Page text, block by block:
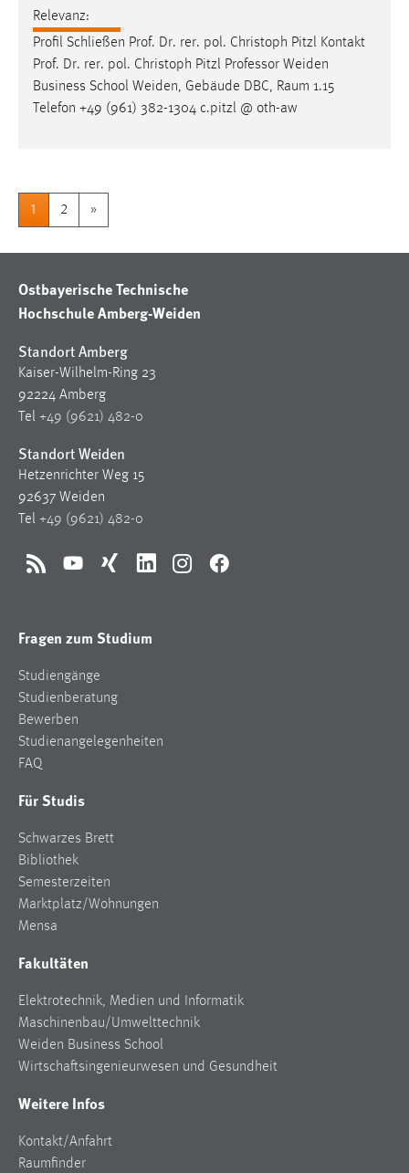
Relevanz:
Profil Schließen Prof. Dr. rer. pol. Christoph Pitzl Kontakt
Prof. Dr. rer. pol. Christoph Pitzl Professor Weiden
Business School Weiden, Gebäude DBC, Raum 1.15
Telefon +49 (961) 382-1304 c.pitzl @ oth-aw
1 2 »
Ostbayerische Technische
Hochschule Amberg-Weiden
Standort Amberg
Kaiser-Wilhelm-Ring 23
92224 Amberg
Tel +49 (9621) 482-0
Standort Weiden
Hetzenrichter Weg 15
92637 Weiden
Tel +49 (9621) 482-0
RSS YouTubeXing LinkedInInstagramFacebook
Fragen zum Studium
Studiengänge
Studienberatung
Bewerben
Studienangelegenheiten
FAQ
Für Studis
Schwarzes Brett
Bibliothek
Semesterzeiten
Marktplatz/Wohnungen
Mensa
Fakultäten
Elektrotechnik, Medien und Informatik
Maschinenbau/Umwelttechnik
Weiden Business School
Wirtschaftsingenieurwesen und Gesundheit
Weitere Infos
Kontakt/Anfahrt
Raumfinder